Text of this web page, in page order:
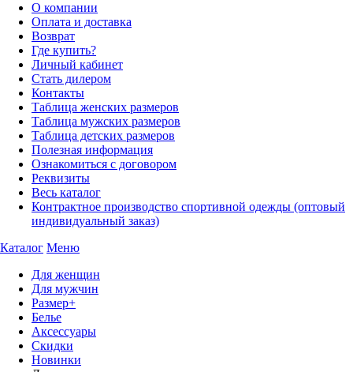
О компании
Оплата и доставка
Возврат
Где купить?
Личный кабинет
Стать дилером
Контакты
Таблица женских размеров
Таблица мужских размеров
Таблица детских размеров
Полезная информация
Ознакомиться с договором
Реквизиты
Весь каталог
Контрактное производство спортивной одежды (оптовый
индивидуальный заказ)
Каталог Меню
Для женщин
Для мужчин
Размер+
Белье
Аксессуары
Скидки
Новинки